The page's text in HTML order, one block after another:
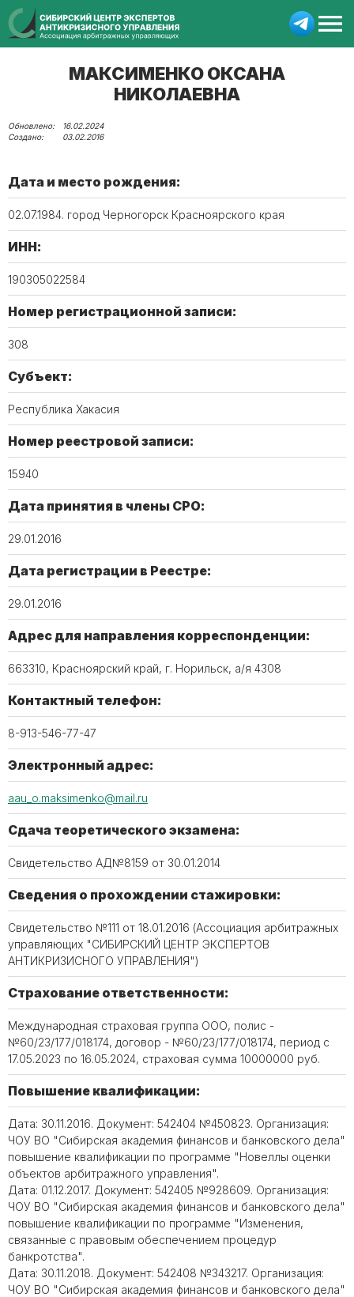
МАКСИМЕНКО ОКСАНА
НИКОЛАЕВНА
16.02.2024
03.02.2016
Дата и место рождения:
02.07.1984. город Черногорск Красноярского края
ИНН:
190305022584
Номер регистрационной записи:
308
Субъект:
Республика Хакасия
Номер реестровой записи:
15940
Дата принятия в члены СРО:
29.01.2016
Дата регистрации в Реестре:
29.01.2016
Адрес для направления корреспонденции:
663310, Красноярский край, г. Норильск, а/я 4308
Контактный телефон:
8-913-546-77-47
Электронный адрес:
aau_o.maksimenko@mail.ru
Сдача теоретического экзамена:
Свидетельство АД№8159 от 30.01.2014
Сведения о прохождении стажировки:
Свидетельство №111 от 18.01.2016 (Ассоциация арбитражных
управляющих "СИБИРСКИЙ ЦЕНТР ЭКСПЕРТОВ
АНТИКРИЗИСНОГО УПРАВЛЕНИЯ")
Страхование ответственности:
Международная страховая группа ООО, полис -
№60/23/177/018174, договор - №60/23/177/018174, период с
17.05.2023 по 16.05.2024, страховая сумма 10000000 руб.
Повышение квалификации:
Дата: 30.11.2016. Документ: 542404 №450823. Организация:
ЧОУ ВО "Сибирская академия финансов и банковского дела"
повышение квалификации по программе "Новеллы оценки
объектов арбитражного управления".
Дата: 01.12.2017. Документ: 542405 №928609. Организация:
ЧОУ ВО "Сибирская академия финансов и банковского дела"
повышение квалификации по программе "Изменения,
связанные с правовым обеспечением процедур
банкротства".
Дата: 30.11.2018. Документ: 542408 №343217. Организация:
ЧОУ ВО "Сибирская академия финансов и банковского дела"